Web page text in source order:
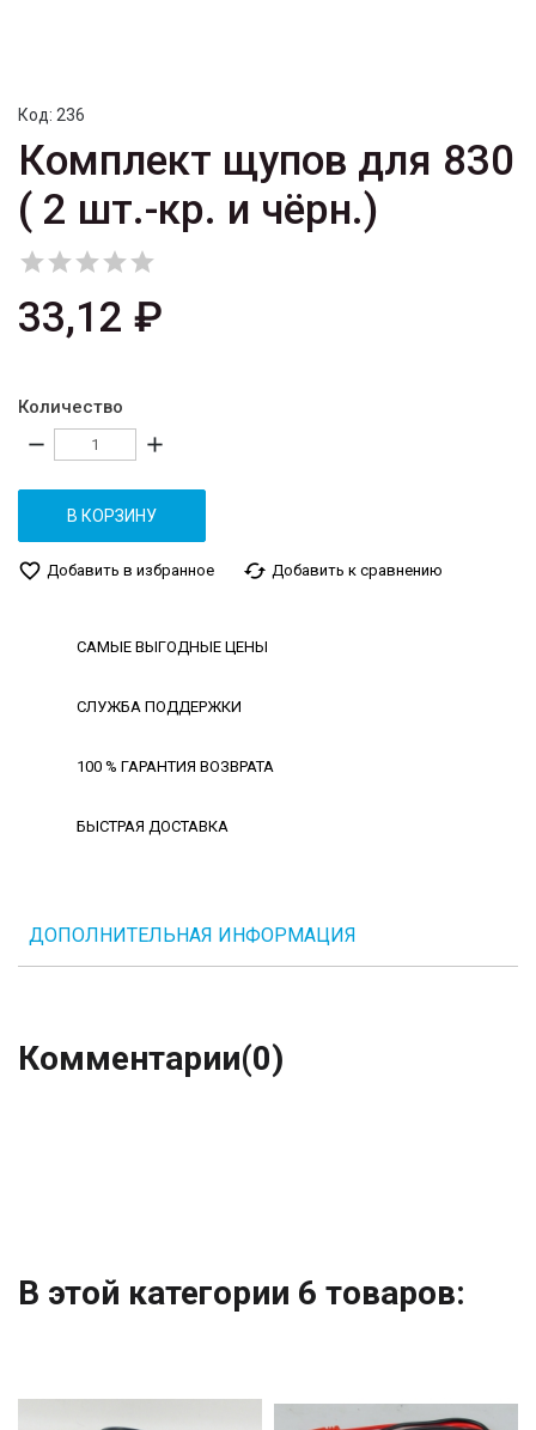
Код: 236
Комплект щупов для 830
( 2 шт.-кр. и чёрн.)

33,12 ₽
Количество
remove add
В КОРЗИНУ
favorite_border Добавить в избранное cached Добавить к сравнению
САМЫЕ ВЫГОДНЫЕ ЦЕНЫ
СЛУЖБА ПОДДЕРЖКИ
100 % ГАРАНТИЯ ВОЗВРАТА
БЫСТРАЯ ДОСТАВКА
ДОПОЛНИТЕЛЬНАЯ ИНФОРМАЦИЯ
Комментарии(0)
В этой категории 6 товаров: